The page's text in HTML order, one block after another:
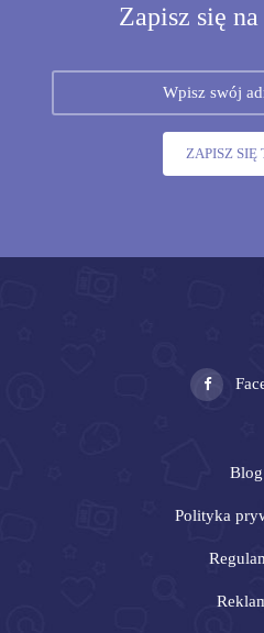
Zapisz się
ZAPISZ SIĘ
Blog
Polityka